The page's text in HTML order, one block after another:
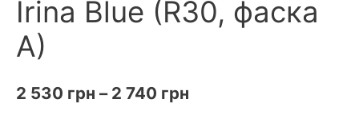
Irina Blue (R30, фаска
A)
2 530 грн – 2 740 грн